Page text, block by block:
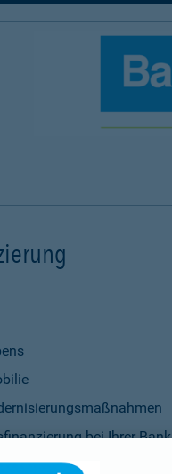
bei Ihrer Bank